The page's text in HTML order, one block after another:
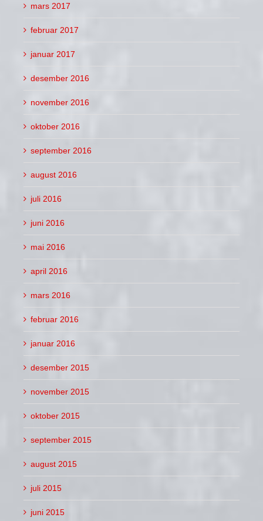
mars 2017
februar 2017
januar 2017
desember 2016
november 2016
oktober 2016
september 2016
august 2016
juli 2016
juni 2016
mai 2016
april 2016
mars 2016
februar 2016
januar 2016
desember 2015
november 2015
oktober 2015
september 2015
august 2015
juli 2015
juni 2015